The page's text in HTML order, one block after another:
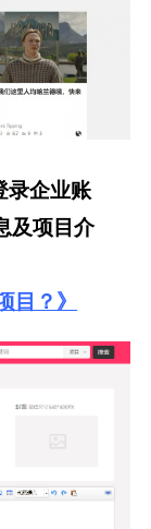
录企业账
及项目介
目？》